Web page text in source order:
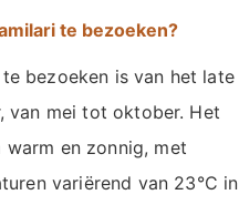
te bezoeken?
bezoeken is van het late
van mei tot oktober. Het
warm en zonnig, met
variërend van 23°C in